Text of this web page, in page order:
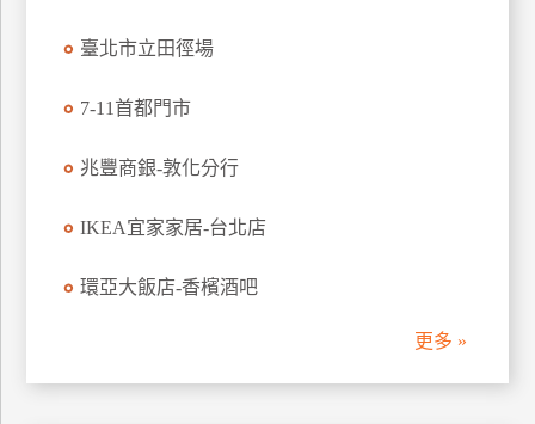
臺北市立田徑場
7-11首都門市
兆豐商銀-敦化分行
IKEA宜家家居-台北店
環亞大飯店-香檳酒吧
更多 »